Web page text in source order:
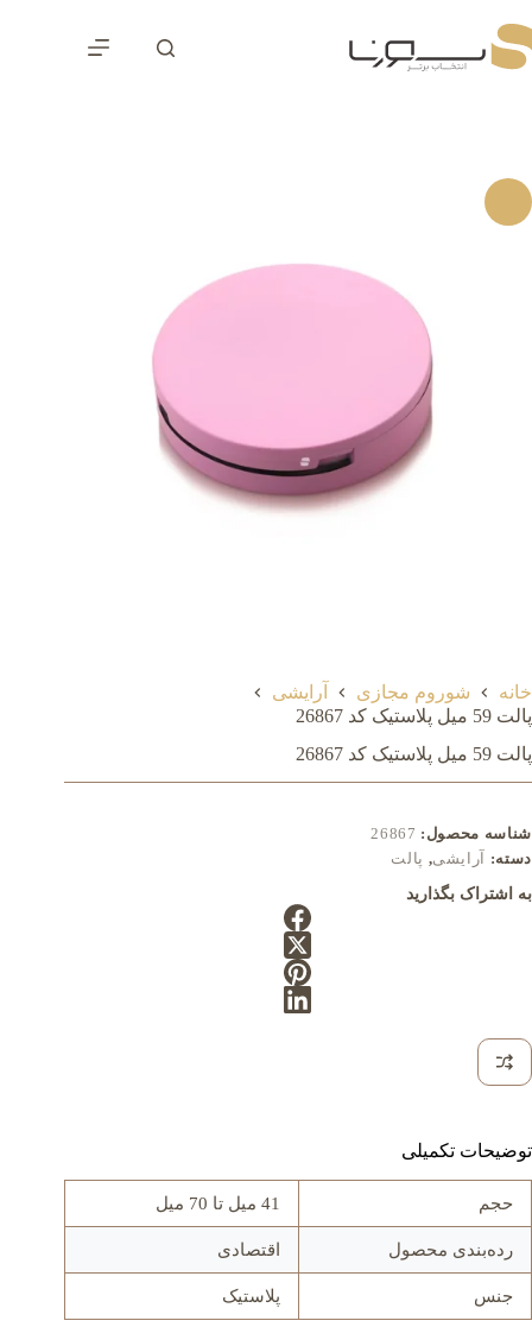
به
محتوا
خانه شوروم مجازی
آرایشی
پالت 59 میل پلاستیک کد 26867
پالت 59 میل پلاستیک کد 26867
شناسه محصول: 26867
دسته:
آرایشی, پالت
به اشتراک بگذارید
توضیحات تکمیلی
حجم 41 میل تا 70 میل
رده‌بندی محصول اقتصادی
جنس پلاستیک